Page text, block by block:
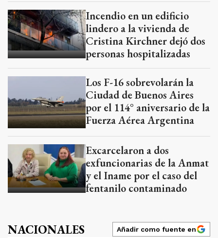
Incendio en un edificio
lindero a la vivienda de
Cristina Kirchner dejó dos
personas hospitalizadas
Los F-16 sobrevolarán la
Ciudad de Buenos Aires
por el 114° aniversario de la
Fuerza Aérea Argentina
Excarcelaron a dos
exfuncionarias de la Anmat
y el Iname por el caso del
fentanilo contaminado
NACIONALES Añadir como fuente en